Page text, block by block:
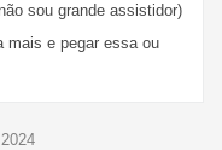
sou grande assistidor)
mais e pegar essa ou